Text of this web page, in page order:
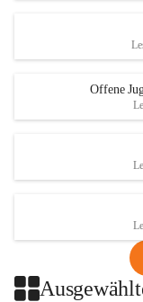
Offene